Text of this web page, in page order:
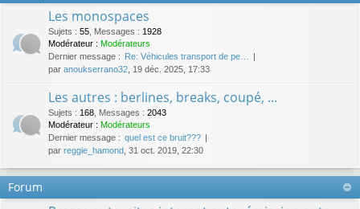
Les monospaces
Sujets : 55 Messages : 1928
Modérateur : Modérateurs
Dernier message : Re: Véhicules transport de pe…
par anoukserrano32 , 19 déc. 2025, 17:33
Les autres : berlines, breaks, coupé, ...
Sujets : 168 Messages : 2043
Modérateur : Modérateurs
Dernier message : quel est ce bruit???
par reggie_hamond , 31 oct. 2019, 22:30
Forum